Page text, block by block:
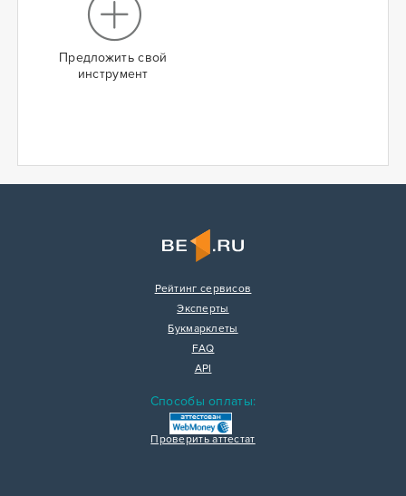
Предложить свой
инструмент
Рейтинг сервисов
Эксперты
Букмарклеты
FAQ
API
Способы оплаты:
Проверить аттестат